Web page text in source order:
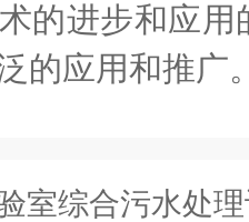
的进步和应
的应用和推广
室综合污水处理设备